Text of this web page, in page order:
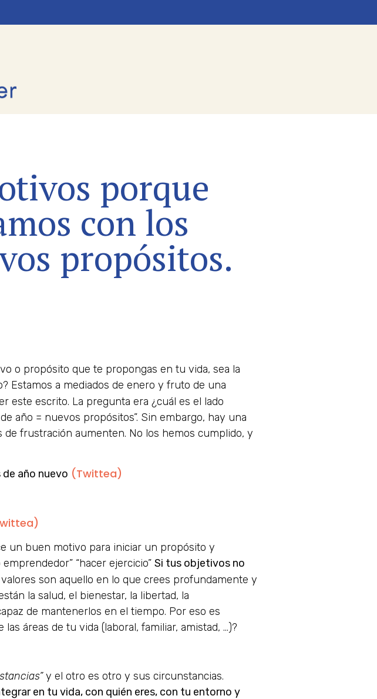
porque
con los
propósitos.
o propósito que te propongas en tu vida, sea la
Estamos a mediados de enero y fruto de una
este escrito. La pregunta era ¿cuál es el lado
año = nuevos propósitos”. Sin embargo, hay una
frustración aumenten. No los hemos cumplido, y
año nuevo (Twittea)
un buen motivo para iniciar un propósito y
“hacer ejercicio” Si tus objetivos no
son aquello en lo que crees profundamente y
la salud, el bienestar, la libertad, la
de mantenerlos en el tiempo. Por eso es
áreas de tu vida (laboral, familiar, amistad, …)?
y el otro es otro y sus circunstancias.
en tu vida, con quién eres, con tu entorno y